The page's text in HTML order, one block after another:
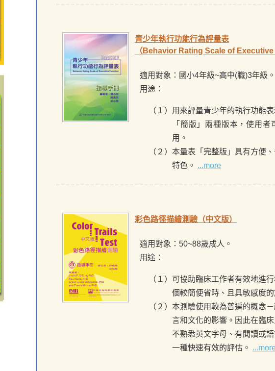
青少年執行功能行為評量表
（Behavior Rating Scale of Executive
適用對象：國小4年級~高中(職)3年級。
用途：
（１）用來評量青少年的執行功能
「簡版」兩種版本，使用
用。
（２）本量表「完整版」具有方便
特色。 ...more
彩色路徑描繪測驗（中文版）
適用對象：50~88歲成人。
用途：
（１）可協助臨床工作者有效地進
個較簡便省時、且具敏感度的
（２）本測驗使用較為普遍的概念
言和文化的影響。因此在臨
不熟悉英文字母、有閱讀或
一種快速有效的評估。